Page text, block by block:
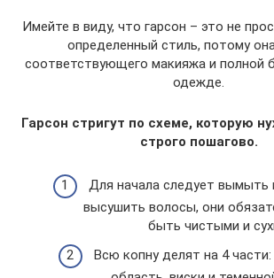
Имейте в виду, что гарсон – это не
определенный стиль, потому
соответствующего макияжа и полной
одежде.
Гарсон стригут по схеме, которую
строго пошагово.
Для начала следует вымыть
высушить волосы, они
быть чистыми и
Всю копну делят на 4